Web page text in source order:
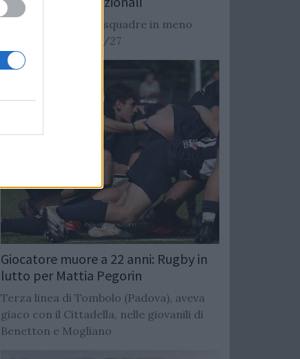
Si stimano oltre 20 squadre in meno
dalla stagione 2026/27
Giocatore muore a 22 anni: Rugby in
lutto per Mattia Pegorin
Terza linea di Tombolo (Padova), aveva
giaco con il Cittadella, nelle giovanili di
Benetton e Mogliano